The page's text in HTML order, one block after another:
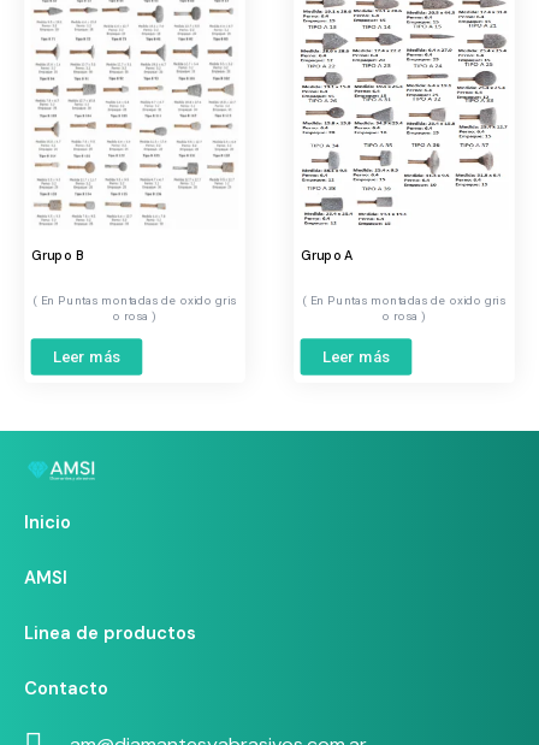
Grupo B
Puntas montadas de oxido gris
o rosa
Leer más
Grupo A
Puntas montadas de oxido gris
o rosa
Leer más
Inicio
AMSI
Linea de productos
Contacto